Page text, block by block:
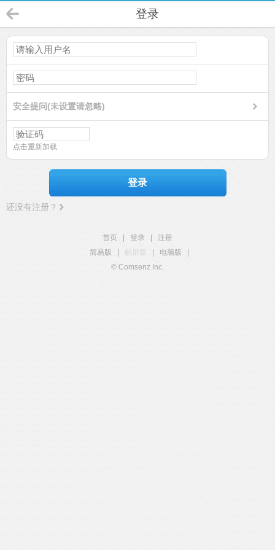
登录
安全提问(未设置请忽略)
点击重新加载
登录
还没有注册？
首页 登录
注册
简易版
触屏版 电脑版
© Comsenz Inc.